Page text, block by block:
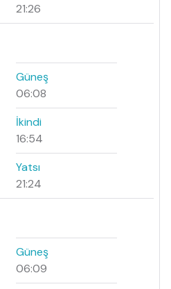
21:26
Güneş
06:08
İkindi
16:54
Yatsı
21:24
Güneş
06:09